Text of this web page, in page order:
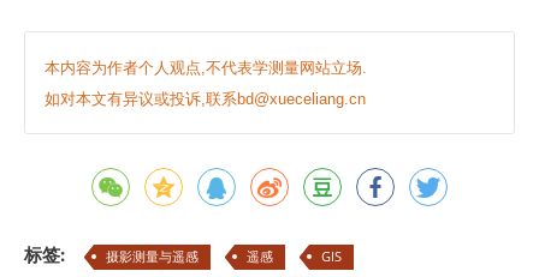
本内容为作者个人观点,不代表学测量网站立场.
如对本文有异议或投诉,联系bd@xueceliang.cn
标签: 摄影测量与遥感 遥感 GIS